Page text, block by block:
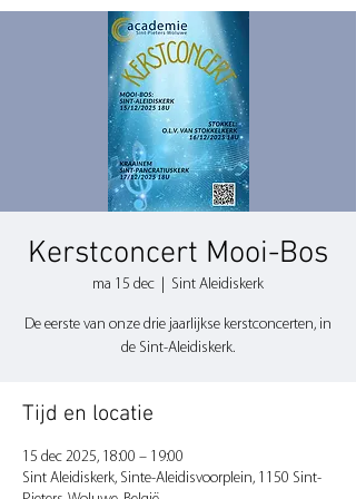
Kerstconcert Mooi-Bos
ma 15 dec Sint Aleidiskerk
De eerste van onze drie jaarlijkse kerstconcerten, in
de Sint-Aleidiskerk.
Tijd en locatie
15 dec 2025, 18:00 – 19:00
Sint Aleidiskerk, Sinte-Aleidisvoorplein, 1150 Sint-